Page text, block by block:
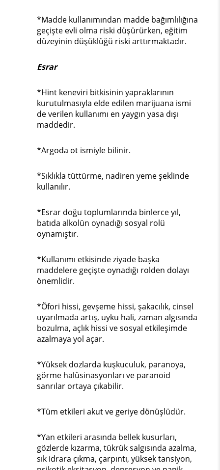
*Madde kullanımından madde bağımlılığına
geçişte evli olma riski düşürürken, eğitim
düzeyinin düşüklüğü riski arttırmaktadır.
Esrar
*Hint keneviri bitkisinin yapraklarının
kurutulmasıyla elde edilen marijuana ismi
de verilen kullanımı en yaygın yasa dışı
maddedir.
*Argoda ot ismiyle bilinir.
*Sıklıkla tüttürme, nadiren yeme şeklinde
kullanılır.
*Esrar doğu toplumlarında binlerce yıl,
batıda alkolün oynadığı sosyal rolü
oynamıştır.
*Kullanımı etkisinde ziyade başka
maddelere geçişte oynadığı rolden dolayı
önemlidir.
*Öfori hissi, gevşeme hissi, şakacılık, cinsel
uyarılmada artış, uyku hali, zaman algısında
bozulma, açlık hissi ve sosyal etkileşimde
azalmaya yol açar.
*Yüksek dozlarda kuşkuculuk, paranoya,
görme halüsinasyonları ve paranoid
sanrılar ortaya çıkabilir.
*Tüm etkileri akut ve geriye dönüşlüdür.
*Yan etkileri arasında bellek kusurları,
gözlerde kızarma, tükrük salgısında azalma,
sık idrara çıkma, çarpıntı, yüksek tansiyon,